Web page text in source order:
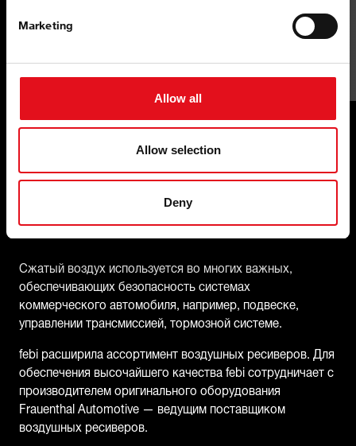
Marketing
Allow all
Allow selection
Deny
Расширенный
ассортимент воздушных
ресиверов для «Большой
восьмерки»
Сжатый воздух используется во многих важных,
обеспечивающих безопасность системах
коммерческого автомобиля, например, подвеске,
управлении трансмиссией, тормозной системе.
febi расширила ассортимент воздушных ресиверов. Для
обеспечения высочайшего качества febi сотрудничает с
производителем оригинального оборудования
Frauenthal Automotive — ведущим поставщиком
воздушных ресиверов.